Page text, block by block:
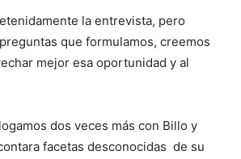
la entrevista, pero
que formulamos, creemos
mejor esa oportunidad y al
dos veces más con Billo y
facetas desconocidas de su